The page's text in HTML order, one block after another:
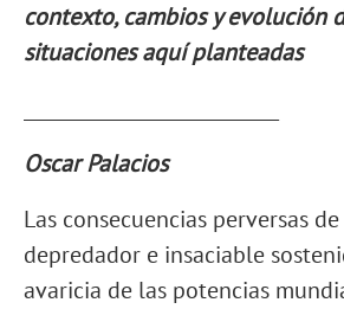
contexto, cambios y evolución
situaciones aquí planteadas
Oscar Palacios
Las consecuencias perversas
depredador e insaciable
avaricia de las potencias